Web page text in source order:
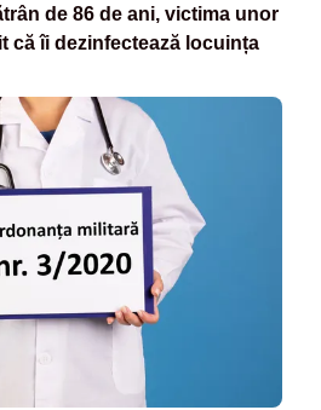
de 86 de ani, victima unor
că îi dezinfectează locuința